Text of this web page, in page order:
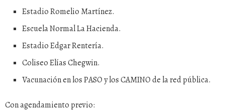
Estadio Romelio Martínez.
Escuela Normal La Hacienda.
Estadio Edgar Rentería.
Coliseo Elías Chegwin.
Vacunación en los PASO y los CAMINO de la red pública.
Con agendamiento previo: